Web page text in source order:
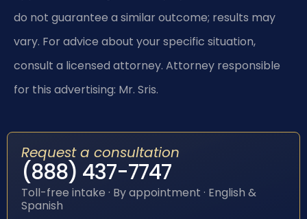
do not guarantee a similar outcome; results may
vary. For advice about your specific situation,
consult a licensed attorney. Attorney responsible
for this advertising: Mr. Sris.
Request a consultation
(888) 437-7747
Toll-free intake · By appointment · English &
Spanish